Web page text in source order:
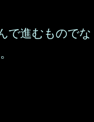
で進むものでな